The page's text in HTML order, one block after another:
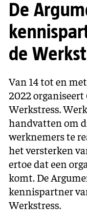
De
de
Van 14 tot en
2022 organiseert
Werkstress.
handvatten om
werknemers te
het versterken
ertoe dat een
komt. De
kennispartner
Werkstress.